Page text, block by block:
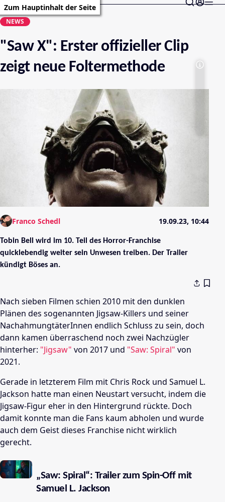
Zum Hauptinhalt der Seite
NEWS
"Saw X": Erster offizieller Clip
zeigt neue Foltermethode
Franco Schedl 19.09.23, 10:44
Tobin Bell wird im 10. Teil des Horror-Franchise
quicklebendig weiter sein Unwesen treiben. Der Trailer
kündigt Böses an.
Nach sieben Filmen schien 2010 mit den dunklen
Plänen des sogenannten Jigsaw-Killers und seiner
NachahmungtäterInnen endlich Schluss zu sein, doch
dann kamen überraschend noch zwei Nachzügler
hinterher: "Jigsaw" von 2017 und "Saw: Spiral" von
2021.
Gerade in letzterem Film mit Chris Rock und Samuel L.
Jackson hatte man einen Neustart versucht, indem die
Jigsaw-Figur eher in den Hintergrund rückte. Doch
damit konnte man die Fans kaum abholen und wurde
auch dem Geist dieses Franchise nicht wirklich
gerecht.
„Saw: Spiral“: Trailer zum Spin-Off mit
Samuel L. Jackson